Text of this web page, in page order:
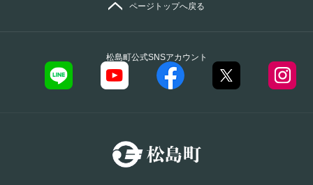
松島町公式SNSアカウント
ページトップへ戻る